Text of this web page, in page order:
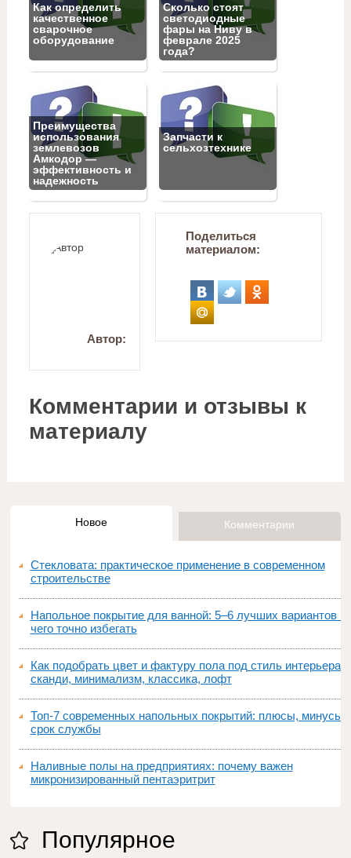
Как определить
качественное
сварочное
оборудование
Сколько стоят
светодиодные
фары на Ниву в
феврале 2025
года?
Преимущества
использования
землевозов
Амкодор —
эффективность и
надежность
Запчасти к
сельхозтехнике
Автор:
Поделиться
материалом:
Комментарии и отзывы к
материалу
Новое Комментарии
Стекловата: практическое применение в современном
строительстве
Напольное покрытие для ванной: 5–6 лучших вариантов и
чего точно избегать
Как подобрать цвет и фактуру пола под стиль интерьера:
сканди, минимализм, классика, лофт
Топ‑7 современных напольных покрытий: плюсы, минусы,
срок службы
Наливные полы на предприятиях: почему важен
микронизированный пентаэритрит
Популярное